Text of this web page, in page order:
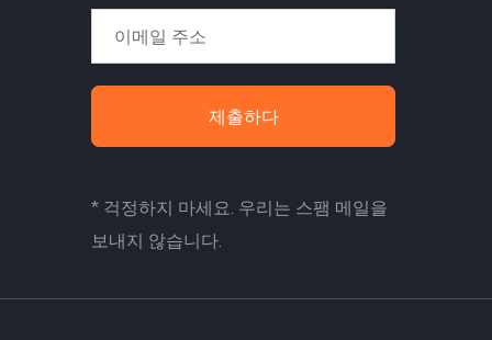
제출하다
* 걱정하지 마세요. 우리는 스팸 메일을
보내지 않습니다.